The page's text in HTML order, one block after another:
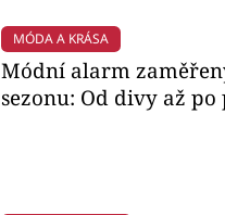
MÓDA A KRÁSA
Módní alarm
sezonu: Od divy až